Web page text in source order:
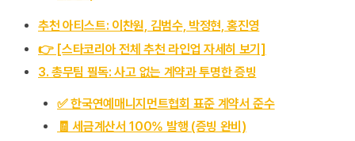
추천 아티스트: 이찬원, 김범수, 박정현, 홍진영
👉 [스타코리아 전체 추천 라인업 자세히 보기]
3. 총무팀 필독: 사고 없는 계약과 투명한 증빙
✅ 한국연예매니지먼트협회 표준 계약서 준수
🧾 세금계산서 100% 발행 (증빙 완비)